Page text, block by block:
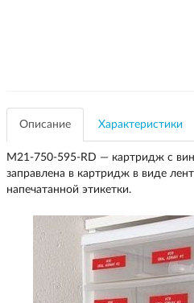
Описание Характеристики
M21-750-595-RD — картридж с
заправлена в картридж в виде
напечатанной этикетки.